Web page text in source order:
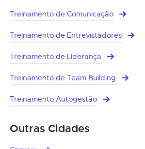
Treinamento de Comunicação
Treinamento de Entrevistadores
Treinamento de Liderança
Treinamento de Team Building
Treinamento Autogestão
Outras Cidades